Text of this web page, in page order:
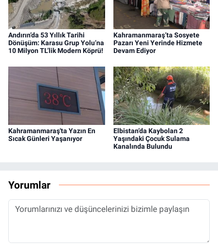
Andırın’da 53 Yıllık Tarihi
Dönüşüm: Karasu Grup Yolu’na
10 Milyon TL’lik Modern Köprü!
Kahramanmaraş’ta Sosyete
Pazarı Yeni Yerinde Hizmete
Devam Ediyor
Kahramanmaraş'ta Yazın En
Sıcak Günleri Yaşanıyor
Elbistan’da Kaybolan 2
Yaşındaki Çocuk Sulama
Kanalında Bulundu
Yorumlar